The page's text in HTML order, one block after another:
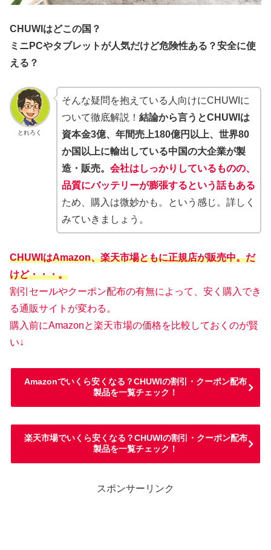
CHUWIはどこの国？
ミニPCやタブレットが人気だけど危険性ある？安全に使
える？
とれろく
そんな疑問を抱えている人向けにCHUWIに
ついて徹底解説！ 結論から言うとCHUWIは
資本金3億、年間売上180億円以上、世界80
か国以上に輸出している中国の大企業が製
造・販売。 会社はしっかりしているものの、
品質にバッテリーが膨張するという話もある
ため、購入は微妙かも。という感じ。詳しく
みていきましょう。
CHUWIはAmazon、楽天市場ともに正規店が販売中。だ
けど・・・。
割引セールやクーポン配布の有無によって、安く購入でき
る通販サイトが変わる。
購入前にAmazonと楽天市場の価格を比較しておくのが賢
い↓
Amazonでいくら安くなる？CHUWIの割引・クーポン配布
製品を一覧チェック！
楽天市場でいくら安くなる？CHUWIの割引・クーポン配布
製品を一覧チェック！
スポンサーリンク